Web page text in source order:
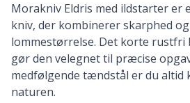
Morakniv Eldris med ildstarter er
kniv, der kombinerer skarphed
lommestørrelse. Det korte rustfri
gør den velegnet til præcise
medfølgende tændstål er du altid
naturen.